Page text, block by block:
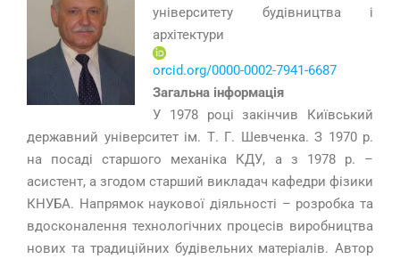
університету будівництва і
архітектури
orcid.org/0000-0002-7941-6687
Загальна інформація
У 1978 році закінчив Київський
державний університет ім. Т. Г. Шевченка. З 1970 р.
на посаді старшого механіка КДУ, а з 1978 р. –
асистент, а згодом старший викладач кафедри фізики
КНУБА. Напрямок наукової діяльності – розробка та
вдосконалення технологічних процесів виробництва
нових та традиційних будівельних матеріалів. Автор